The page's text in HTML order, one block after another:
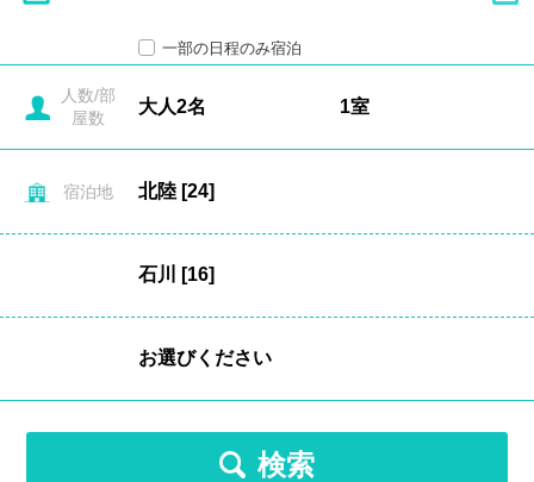
一部の日程のみ宿泊
人数/部
屋数
宿泊地
検索